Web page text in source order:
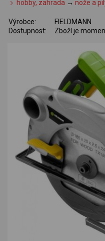
hobby, zahrada →nože a
Výrobce:
FIELDMANN
Dostupnost:
Zboží je